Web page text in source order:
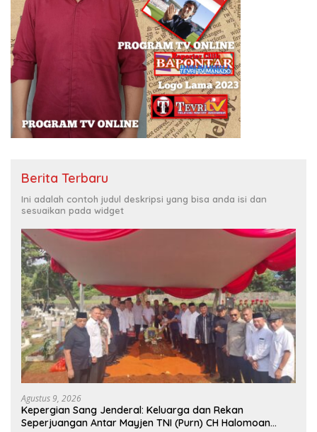
Berita Terbaru
Ini adalah contoh judul deskripsi yang bisa anda isi dan
sesuaikan pada widget
Agustus 9, 2026
Kepergian Sang Jenderal: Keluarga dan Rekan
Seperjuangan Antar Mayjen TNI (Purn) CH Halomoan